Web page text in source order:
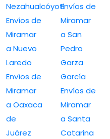
Nezahualcóyotl
Envíos de
Miramar
a Nuevo
Laredo
Envíos de
Miramar
a Oaxaca
de
Juárez
Envíos de
Miramar
a San
Pedro
Garza
García
Envíos de
Miramar
a Santa
Catarina